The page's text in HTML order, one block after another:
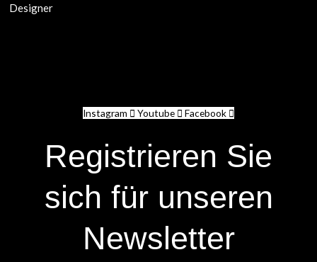
Designer
Instagram Youtube Facebook
Registrieren Sie
sich für unseren
Newsletter